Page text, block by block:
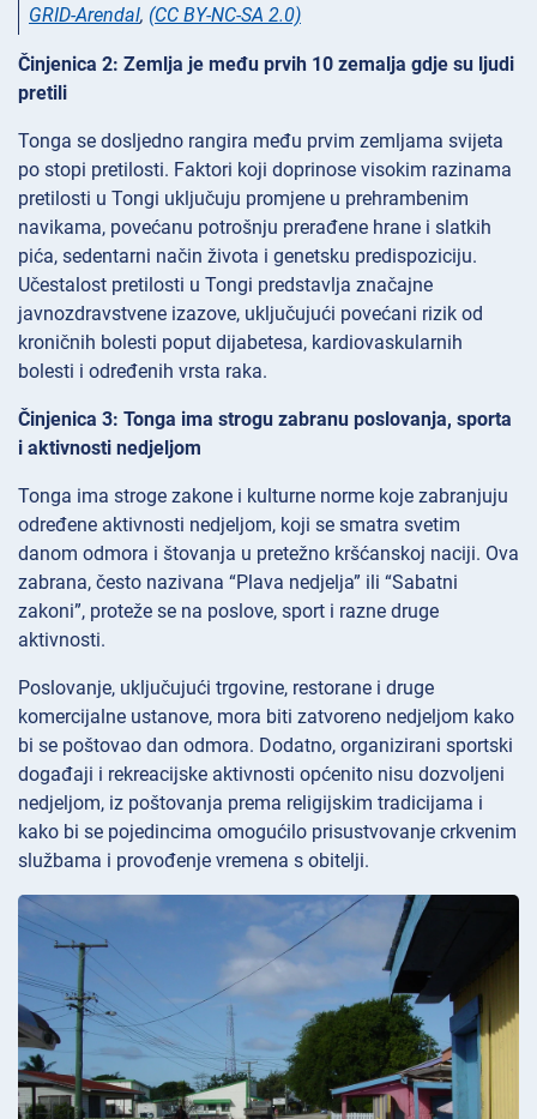
GRID-Arendal, (CC BY-NC-SA 2.0)
Činjenica 2: Zemlja je među prvih 10 zemalja gdje su ljudi
pretili
Tonga se dosljedno rangira među prvim zemljama svijeta
po stopi pretilosti. Faktori koji doprinose visokim razinama
pretilosti u Tongi uključuju promjene u prehrambenim
navikama, povećanu potrošnju prerađene hrane i slatkih
pića, sedentarni način života i genetsku predispoziciju.
Učestalost pretilosti u Tongi predstavlja značajne
javnozdravstvene izazove, uključujući povećani rizik od
kroničnih bolesti poput dijabetesa, kardiovaskularnih
bolesti i određenih vrsta raka.
Činjenica 3: Tonga ima strogu zabranu poslovanja, sporta
i aktivnosti nedjeljom
Tonga ima stroge zakone i kulturne norme koje zabranjuju
određene aktivnosti nedjeljom, koji se smatra svetim
danom odmora i štovanja u pretežno kršćanskoj naciji. Ova
zabrana, često nazivana “Plava nedjelja” ili “Sabatni
zakoni”, proteže se na poslove, sport i razne druge
aktivnosti.
Poslovanje, uključujući trgovine, restorane i druge
komercijalne ustanove, mora biti zatvoreno nedjeljom kako
bi se poštovao dan odmora. Dodatno, organizirani sportski
događaji i rekreacijske aktivnosti općenito nisu dozvoljeni
nedjeljom, iz poštovanja prema religijskim tradicijama i
kako bi se pojedincima omogućilo prisustvovanje crkvenim
službama i provođenje vremena s obitelji.